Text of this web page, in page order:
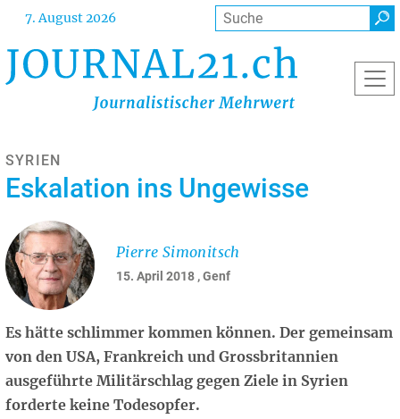
Direkt
Inhalt
7. August 2026 Suche
SYRIEN
Eskalation ins Ungewisse
15. April 2018 , Genf
Pierre Simonitsch
Es hätte schlimmer kommen können. Der gemeinsam
von den USA, Frankreich und Grossbritannien
ausgeführte Militärschlag gegen Ziele in Syrien
forderte keine Todesopfer.